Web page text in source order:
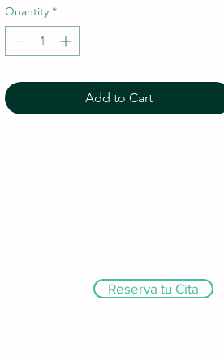
Quantity *
Add to Cart
Reserva tu Cita